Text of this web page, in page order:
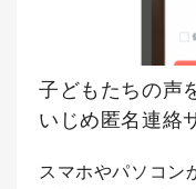
子どもたちの声
いじめ匿名連絡
スマホやパソコン